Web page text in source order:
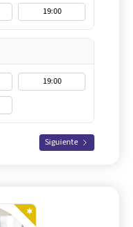
19:00
19:00
Siguiente